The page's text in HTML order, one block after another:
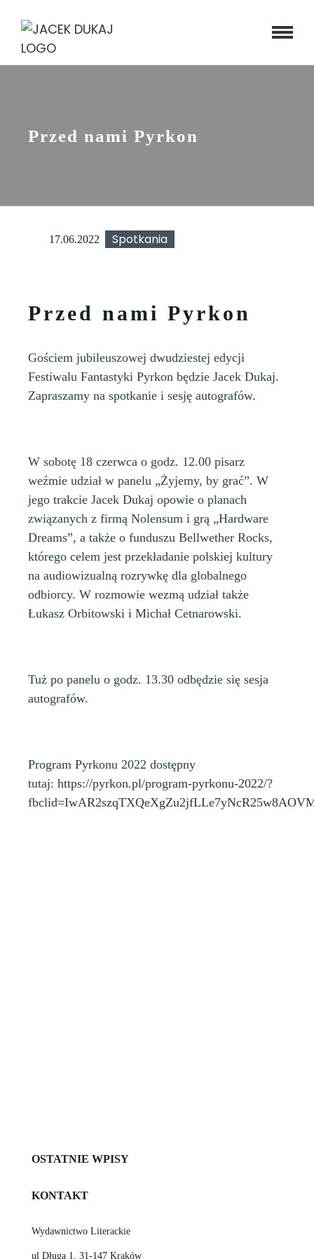
content
Przed nami Pyrkon
17.06.2022 Spotkania
Przed nami Pyrkon
Gościem jubileuszowej dwudziestej edycji
Festiwalu Fantastyki Pyrkon będzie Jacek Dukaj.
Zapraszamy na spotkanie i sesję autografów.
W sobotę 18 czerwca o godz. 12.00 pisarz
weźmie udział w panelu „Żyjemy, by grać”. W
jego trakcie Jacek Dukaj opowie o planach
związanych z firmą Nolensum i grą „Hardware
Dreams”, a także o funduszu Bellwether Rocks,
którego celem jest przekładanie polskiej kultury
na audiowizualną rozrywkę dla globalnego
odbiorcy. W rozmowie wezmą udział także
Łukasz Orbitowski i Michał Cetnarowski.
Tuż po panelu o godz. 13.30 odbędzie się sesja
autografów.
Program Pyrkonu 2022 dostępny
tutaj: https://pyrkon.pl/program-pyrkonu-2022/?
OSTATNIE WPISY
KONTAKT
Wydawnictwo Literackie
ul Długa 1, 31-147 Kraków